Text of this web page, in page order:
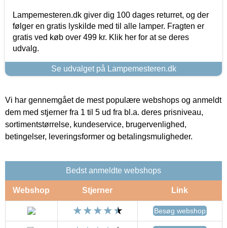
Lampemesteren.dk giver dig 100 dages returret, og der
følger en gratis lyskilde med til alle lamper. Fragten er
gratis ved køb over 499 kr. Klik her for at se deres
udvalg.
Se udvalget på Lampemesteren.dk
Vi har gennemgået de mest populære webshops og anmeldt
dem med stjerner fra 1 til 5 ud fra bl.a. deres prisniveau,
sortimentstørrelse, kundeservice, brugervenlighed,
betingelser, leveringsformer og betalingsmuligheder.
Bedst anmeldte webshops
Webshop Stjerner Link
Besøg webshop